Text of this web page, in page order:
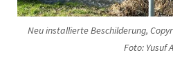
Neu installierte Beschilderung,
Foto: Yusuf